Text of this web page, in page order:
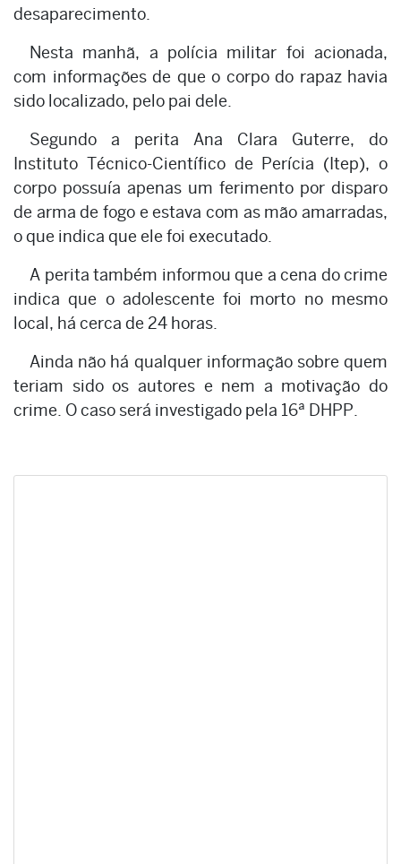
desaparecimento.
Nesta manhã, a polícia militar foi acionada,
com informações de que o corpo do rapaz havia
sido localizado, pelo pai dele.
Segundo a perita Ana Clara Guterre, do
Instituto Técnico-Científico de Perícia (Itep), o
corpo possuía apenas um ferimento por disparo
de arma de fogo e estava com as mão amarradas,
o que indica que ele foi executado.
A perita também informou que a cena do crime
indica que o adolescente foi morto no mesmo
local, há cerca de 24 horas.
Ainda não há qualquer informação sobre quem
teriam sido os autores e nem a motivação do
crime. O caso será investigado pela 16ª DHPP.